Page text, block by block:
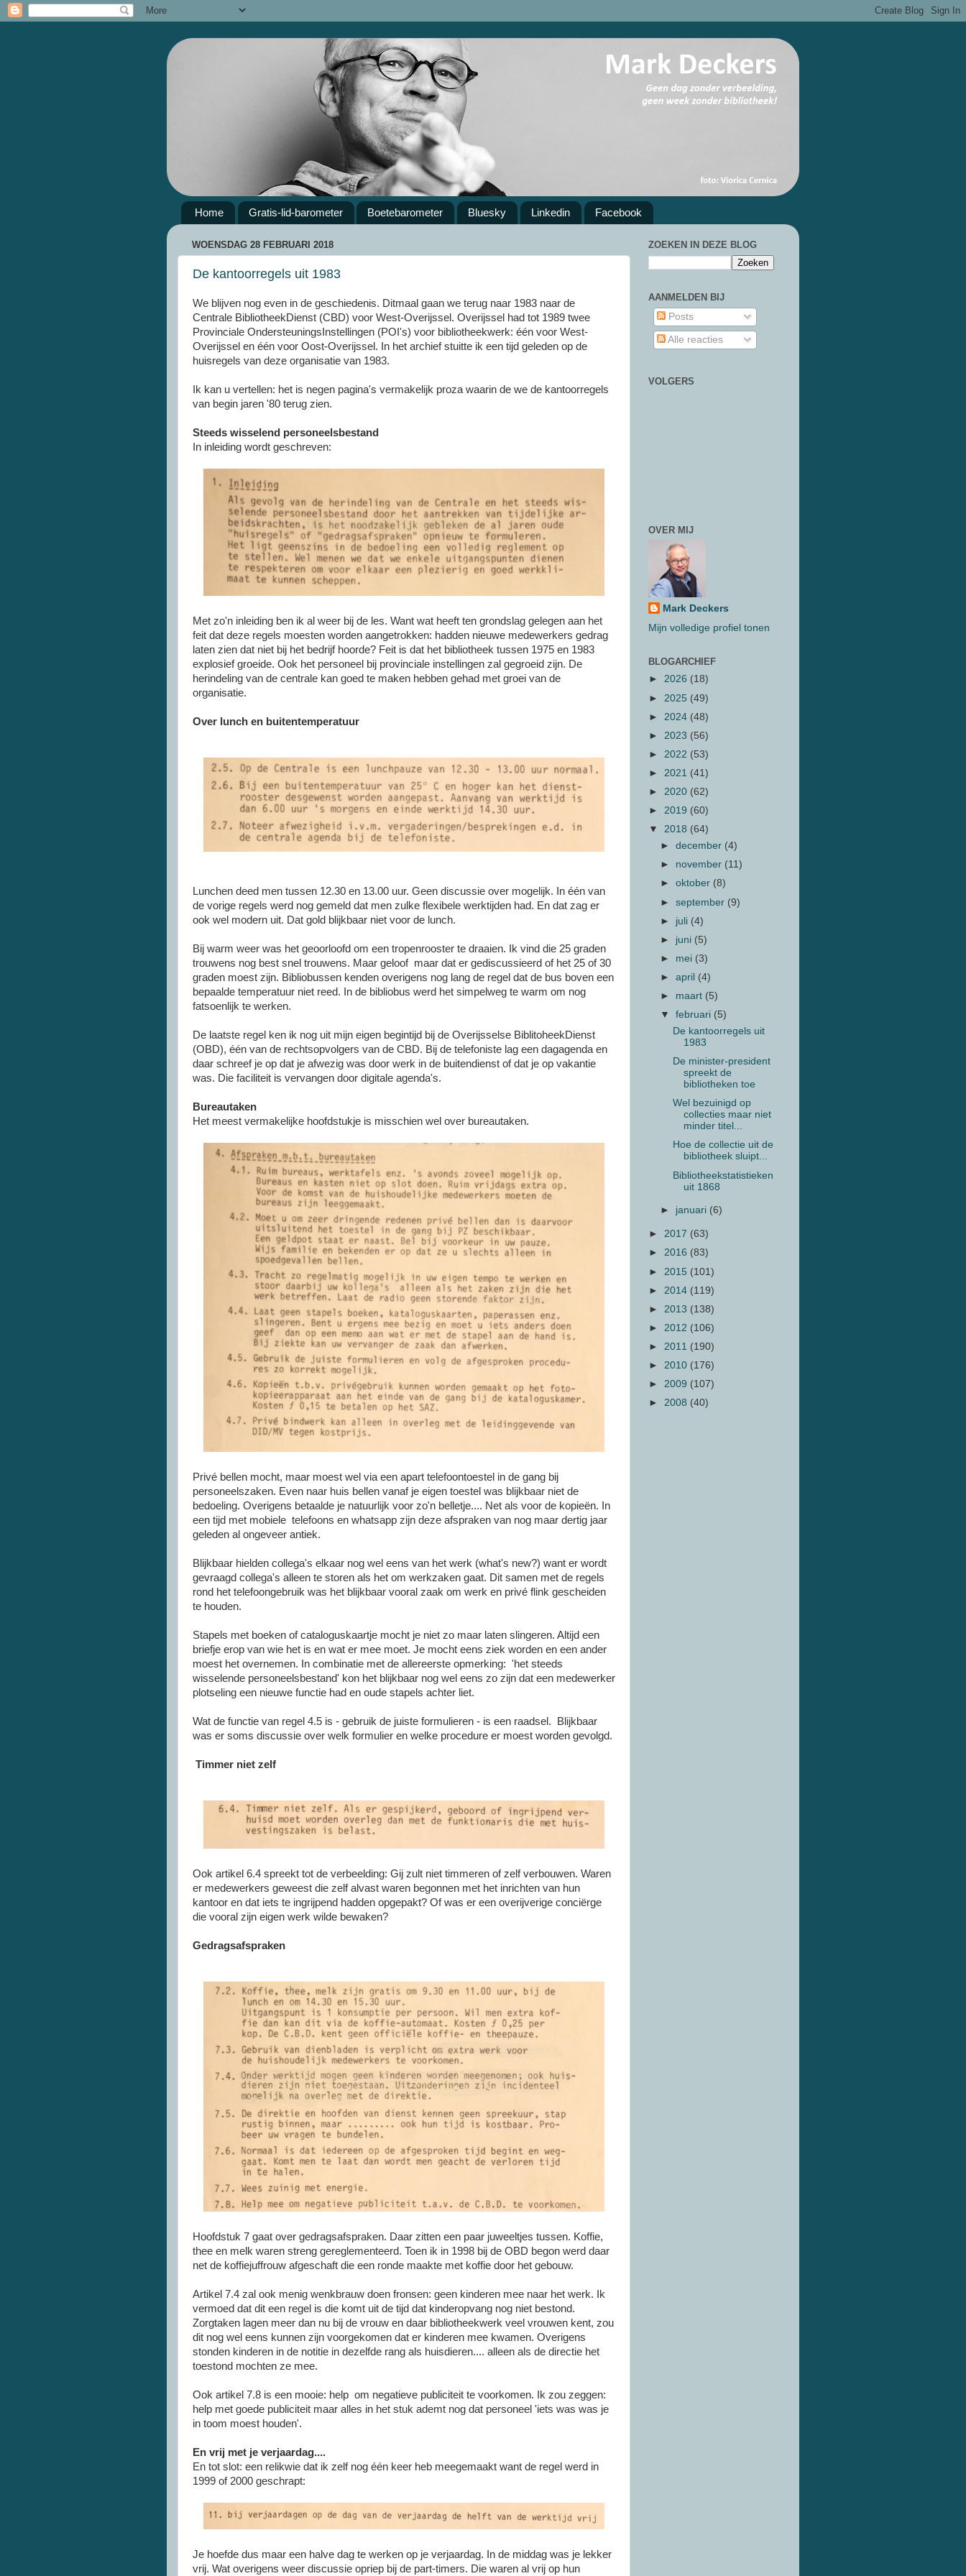
Home Gratis-lid-barometer Boetebarometer Bluesky Linkedin Facebook
WOENSDAG 28 FEBRUARI 2018
De kantoorregels uit 1983
We blijven nog even in de geschiedenis. Ditmaal gaan we terug naar 1983 naar de
Centrale BibliotheekDienst (CBD) voor West-Overijssel. Overijssel had tot 1989 twee
Provinciale OndersteuningsInstellingen (POI's) voor bibliotheekwerk: één voor West-
Overijssel en één voor Oost-Overijssel. In het archief stuitte ik een tijd geleden op de
huisregels van deze organisatie van 1983.
Ik kan u vertellen: het is negen pagina's vermakelijk proza waarin de we de kantoorregels
van begin jaren '80 terug zien.
Steeds wisselend personeelsbestand
In inleiding wordt geschreven:
Met zo'n inleiding ben ik al weer bij de les. Want wat heeft ten grondslag gelegen aan het
feit dat deze regels moesten worden aangetrokken: hadden nieuwe medewerkers gedrag
laten zien dat niet bij het bedrijf hoorde? Feit is dat het bibliotheek tussen 1975 en 1983
explosief groeide. Ook het personeel bij provinciale instellingen zal gegroeid zijn. De
herindeling van de centrale kan goed te maken hebben gehad met groei van de
organisatie.
Over lunch en buitentemperatuur
Lunchen deed men tussen 12.30 en 13.00 uur. Geen discussie over mogelijk. In één van
de vorige regels werd nog gemeld dat men zulke flexibele werktijden had. En dat zag er
ook wel modern uit. Dat gold blijkbaar niet voor de lunch.
Bij warm weer was het geoorloofd om een tropenrooster te draaien. Ik vind die 25 graden
trouwens nog best snel trouwens. Maar geloof maar dat er gediscussieerd of het 25 of 30
graden moest zijn. Bibliobussen kenden overigens nog lang de regel dat de bus boven een
bepaalde temperatuur niet reed. In de bibliobus werd het simpelweg te warm om nog
fatsoenlijk te werken.
De laatste regel ken ik nog uit mijn eigen begintijd bij de Overijsselse BiblitoheekDienst
(OBD), één van de rechtsopvolgers van de CBD. Bij de telefoniste lag een dagagenda en
daar schreef je op dat je afwezig was door werk in de buitendienst of dat je op vakantie
was. Die faciliteit is vervangen door digitale agenda's.
Bureautaken
Het meest vermakelijke hoofdstukje is misschien wel over bureautaken.
Privé bellen mocht, maar moest wel via een apart telefoontoestel in de gang bij
personeelszaken. Even naar huis bellen vanaf je eigen toestel was blijkbaar niet de
bedoeling. Overigens betaalde je natuurlijk voor zo'n belletje.... Net als voor de kopieën. In
een tijd met mobiele telefoons en whatsapp zijn deze afspraken van nog maar dertig jaar
geleden al ongeveer antiek.
Blijkbaar hielden collega's elkaar nog wel eens van het werk (what's new?) want er wordt
gevraagd collega's alleen te storen als het om werkzaken gaat. Dit samen met de regels
rond het telefoongebruik was het blijkbaar vooral zaak om werk en privé flink gescheiden
te houden.
Stapels met boeken of cataloguskaartje mocht je niet zo maar laten slingeren. Altijd een
briefje erop van wie het is en wat er mee moet. Je mocht eens ziek worden en een ander
moest het overnemen. In combinatie met de allereerste opmerking: 'het steeds
wisselende personeelsbestand' kon het blijkbaar nog wel eens zo zijn dat een medewerker
plotseling een nieuwe functie had en oude stapels achter liet.
Wat de functie van regel 4.5 is - gebruik de juiste formulieren - is een raadsel. Blijkbaar
was er soms discussie over welk formulier en welke procedure er moest worden gevolgd.
Timmer niet zelf
Ook artikel 6.4 spreekt tot de verbeelding: Gij zult niet timmeren of zelf verbouwen. Waren
er medewerkers geweest die zelf alvast waren begonnen met het inrichten van hun
kantoor en dat iets te ingrijpend hadden opgepakt? Of was er een overijverige conciërge
die vooral zijn eigen werk wilde bewaken?
Gedragsafspraken
Hoofdstuk 7 gaat over gedragsafspraken. Daar zitten een paar juweeltjes tussen. Koffie,
thee en melk waren streng gereglementeerd. Toen ik in 1998 bij de OBD begon werd daar
net de koffiejuffrouw afgeschaft die een ronde maakte met koffie door het gebouw.
Artikel 7.4 zal ook menig wenkbrauw doen fronsen: geen kinderen mee naar het werk. Ik
vermoed dat dit een regel is die komt uit de tijd dat kinderopvang nog niet bestond.
Zorgtaken lagen meer dan nu bij de vrouw en daar bibliotheekwerk veel vrouwen kent, zou
dit nog wel eens kunnen zijn voorgekomen dat er kinderen mee kwamen. Overigens
stonden kinderen in de notitie in dezelfde rang als huisdieren.... alleen als de directie het
toestond mochten ze mee.
Ook artikel 7.8 is een mooie: help om negatieve publiciteit te voorkomen. Ik zou zeggen:
help met goede publiciteit maar alles in het stuk ademt nog dat personeel 'iets was was je
in toom moest houden'.
En vrij met je verjaardag....
En tot slot: een relikwie dat ik zelf nog één keer heb meegemaakt want de regel werd in
1999 of 2000 geschrapt:
Je hoefde dus maar een halve dag te werken op je verjaardag. In de middag was je lekker
vrij. Wat overigens weer discussie opriep bij de part-timers. Die waren al vrij op hun
ZOEKEN IN DEZE BLOG
AANMELDEN BIJ
Posts
Alle reacties
VOLGERS
OVER MIJ
Mark Deckers
Mijn volledige profiel tonen
BLOGARCHIEF
► 2026 (18)
► 2025 (49)
► 2024 (48)
► 2023 (56)
► 2022 (53)
► 2021 (41)
► 2020 (62)
► 2019 (60)
▼ 2018 (64)
►december (4)
► november (11)
►oktober (8)
►september (9)
► juli (4)
► juni (5)
► mei (3)
►april (4)
► maart (5)
▼februari (5)
De kantoorregels uit
1983
De minister-president
spreekt de
bibliotheken toe
Wel bezuinigd op
collecties maar niet
minder titel...
Hoe de collectie uit de
bibliotheek sluipt...
Bibliotheekstatistieken
uit 1868
► januari (6)
► 2017 (63)
► 2016 (83)
► 2015 (101)
► 2014 (119)
► 2013 (138)
► 2012 (106)
► 2011 (190)
► 2010 (176)
► 2009 (107)
► 2008 (40)